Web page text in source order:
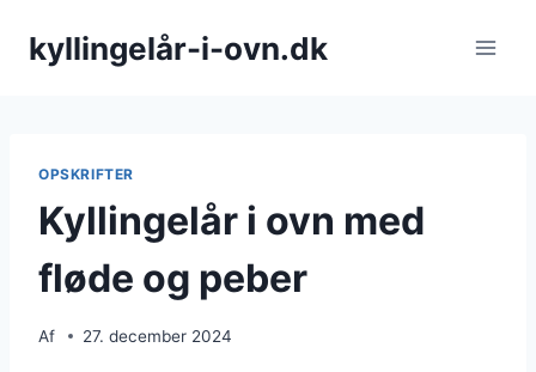
kyllingelår-i-ovn.dk
OPSKRIFTER
Kyllingelår i ovn med
fløde og peber
Af 27. december 2024